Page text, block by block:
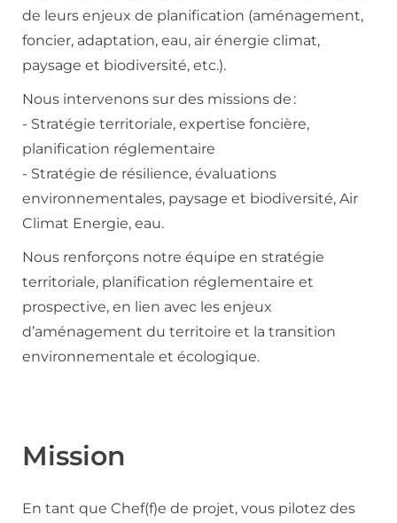
de leurs enjeux de planification (aménagement,
foncier, adaptation, eau, air énergie climat,
paysage et biodiversité, etc.).
Nous intervenons sur des missions de :
- Stratégie territoriale, expertise foncière,
planification réglementaire
- Stratégie de résilience, évaluations
environnementales, paysage et biodiversité, Air
Climat Energie, eau.
Nous renforçons notre équipe en stratégie
territoriale, planification réglementaire et
prospective, en lien avec les enjeux
d’aménagement du territoire et la transition
environnementale et écologique.
Mission
En tant que Chef(f)e de projet, vous pilotez des